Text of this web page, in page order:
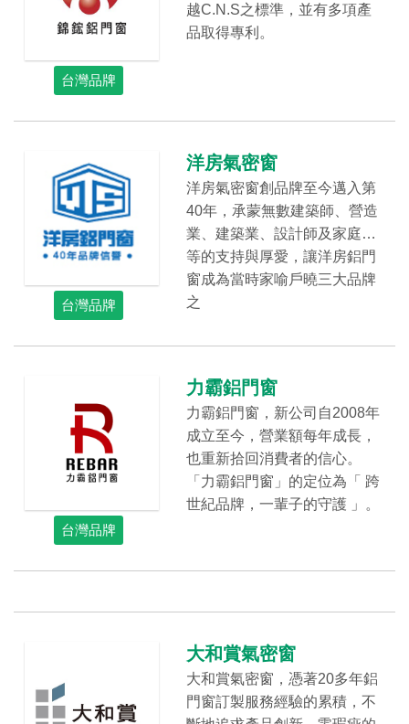
台灣品牌
越C.N.S之標準，並有多項產
品取得專利。
台灣品牌
洋房氣密窗
洋房氣密窗創品牌至今邁入第
40年，承蒙無數建築師、營造
業、建築業、設計師及家庭…
等的支持與厚愛，讓洋房鋁門
窗成為當時家喻戶曉三大品牌
之
台灣品牌
力霸鋁門窗
力霸鋁門窗，新公司自2008年
成立至今，營業額每年成長，
也重新拾回消費者的信心。
「力霸鋁門窗」的定位為「 跨
世紀品牌，一輩子的守護 」。
大和賞氣密窗
大和賞氣密窗，憑著20多年鋁
門窗訂製服務經驗的累積，不